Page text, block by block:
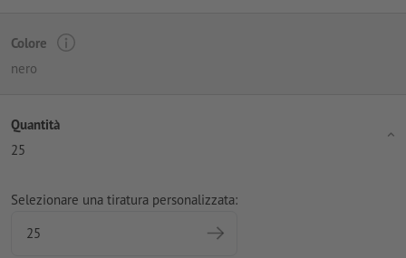
Colore
nero
Quantità
25
Selezionare una tiratura personalizzata: